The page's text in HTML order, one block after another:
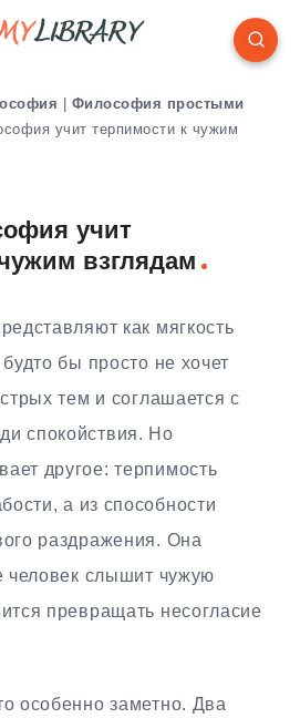
| Философия простыми
учит терпимости к чужим
учит
взглядам
как мягкость
бы просто не хочет
тем и соглашается с
спокойствия. Но
другое: терпимость
а из способности
раздражения. Она
человек слышит чужую
превращать несогласие
особенно заметно. Два